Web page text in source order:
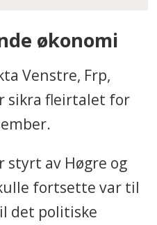
økonomi
Venstre, Frp,
sikra fleirtalet for
styrt av Høgre og
fortsette var til
det politiske